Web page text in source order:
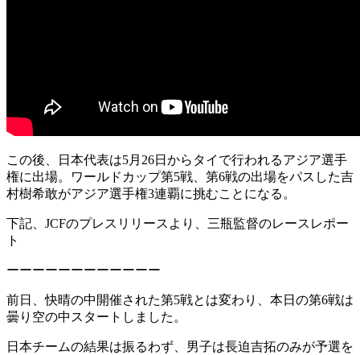
この後、日本代表は5月26日からタイで行われるアジア選手
権に出場。ワールドカップ第5戦、第6戦の出場をパスした吉
村樹希敢がアジア選手権3連覇に挑むことになる。
下記、JCFのプレスリリースより、三瓶監督のレースレポー
ト
ーーーーーーーーーーーー
前日、快晴の中開催された第5戦とは変わり、本日の第6戦は
曇り空の中スタートしました。
日本チームの結果は振るわず、男子は長迫吉拓のみが予選を